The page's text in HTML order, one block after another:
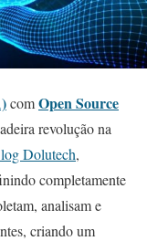
comOpen Source
revolução na
Dolutech,
completamente
analisam e
criando um